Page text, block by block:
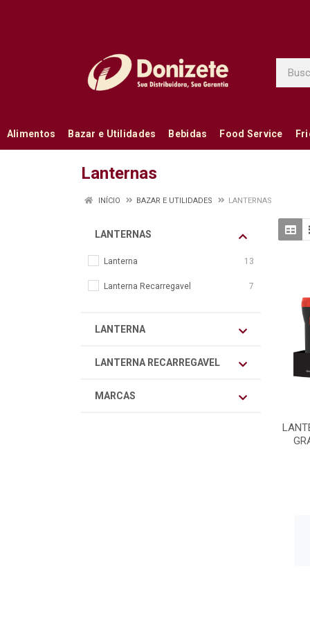
Alimentos Bazar e Utilidades Bebidas Food Service
Lanternas
INÍCIO BAZAR E UTILIDADES LANTERNAS
LANTERNAS
Lanterna 13
Lanterna Recarregavel 7
LANTERNA
LANTERNA RECARREGAVEL
MARCAS